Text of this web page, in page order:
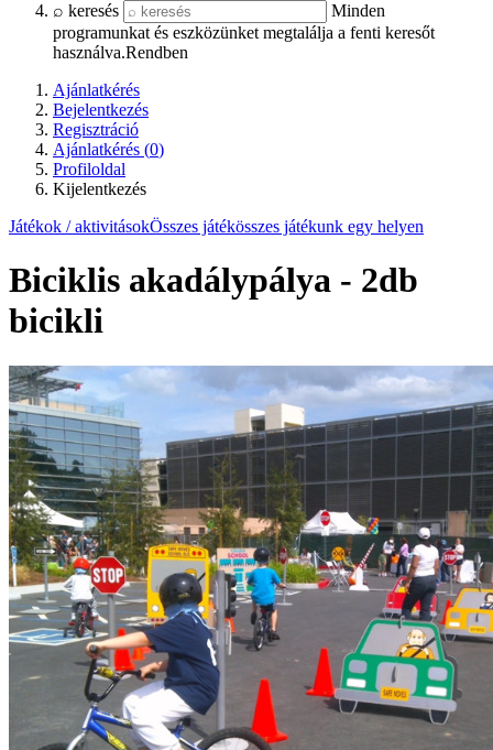
⌕ keresés
Minden
programunkat és eszközünket megtalálja a fenti keresőt
használva.Rendben
Ajánlatkérés
Bejelentkezés
Regisztráció
Ajánlatkérés (0)
Profiloldal
Kijelentkezés
Játékok / aktivitásokÖsszes játékösszes játékunk egy helyen
Biciklis akadálypálya - 2db
bicikli